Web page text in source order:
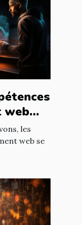
web
les
web se